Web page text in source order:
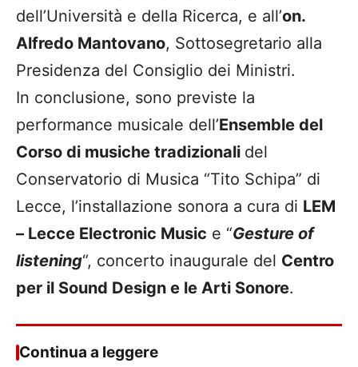
dell’Università e della Ricerca, e all’on.
Alfredo Mantovano, Sottosegretario alla
Presidenza del Consiglio dei Ministri.
In conclusione, sono previste la
performance musicale dell’Ensemble del
Corso di musiche tradizionali del
Conservatorio di Musica “Tito Schipa” di
Lecce, l’installazione sonora a cura di LEM
– Lecce Electronic Music e “Gesture of
listening“, concerto inaugurale del Centro
per il Sound Design e le Arti Sonore.
Continua a leggere